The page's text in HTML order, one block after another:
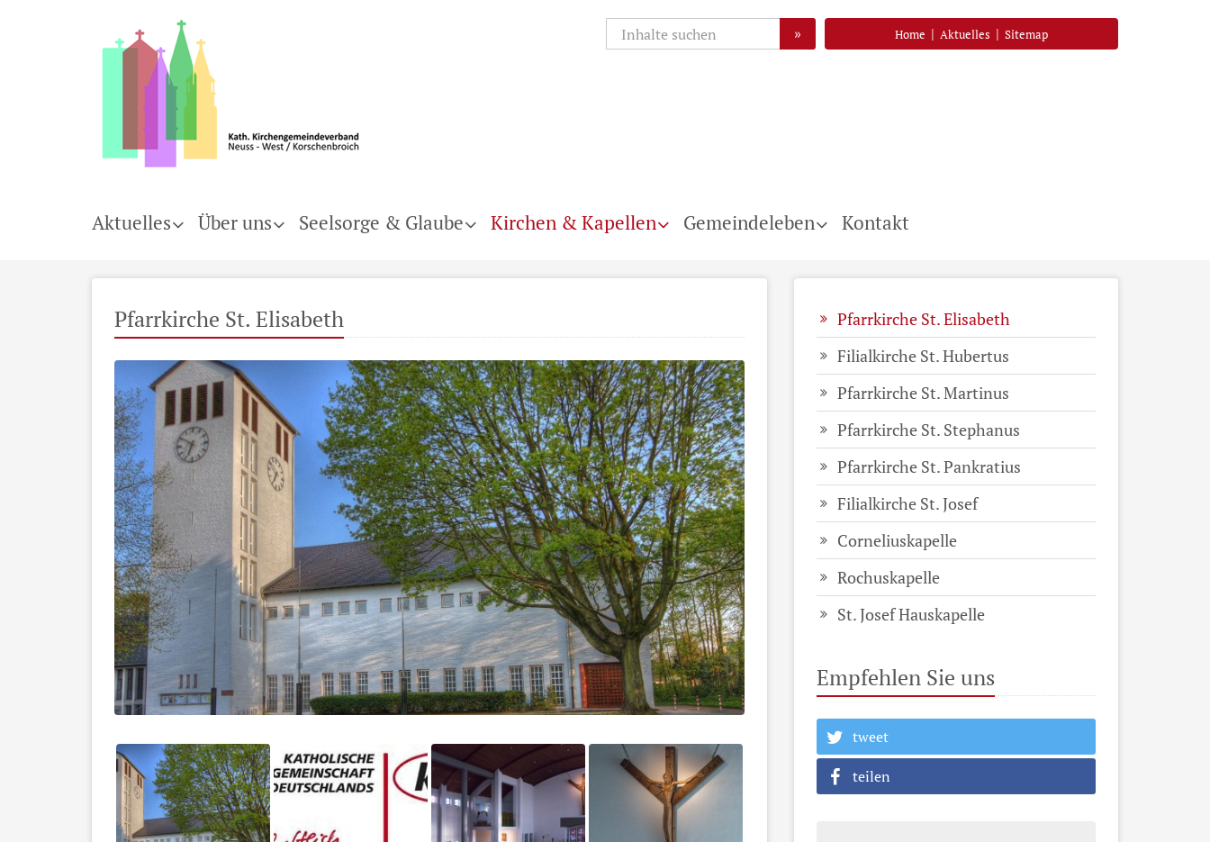
Home | Aktuelles | Sitemap
»
Aktuelles Über uns Seelsorge & Glaube Kirchen & Kapellen Gemeindeleben Kontakt
Pfarrkirche St. Elisabeth
Pfarrkirche St. Elisabeth
Filialkirche St. Hubertus
Pfarrkirche St. Martinus
Pfarrkirche St. Stephanus
Pfarrkirche St. Pankratius
Filialkirche St. Josef
Corneliuskapelle
Rochuskapelle
St. Josef Hauskapelle
Empfehlen Sie uns
tweet
teilen